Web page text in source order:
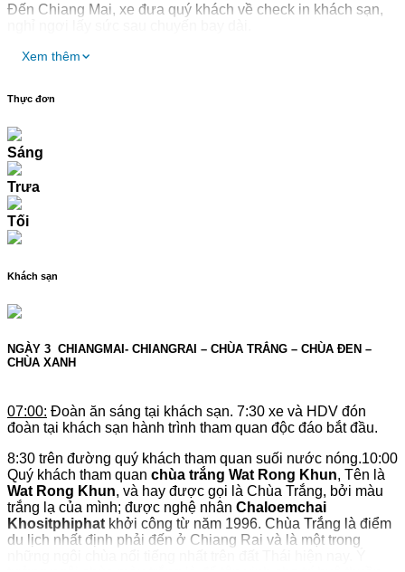
Đến Chiang Mai, xe đưa quý khách về check in khách sạn,
16:30 Xe đưa quý khách đến điểm ăn tối, sau đó xe đưa đến
Thái Lan tổ chức. Chiang Mai được biết đến là cái nôi của
đền thờ, ngôi nhà nơi đây đều được trang trí bằng những
chiếc đèn lồng đầy màu sắc. Đến với lễ hội đèn trời Yi Peng
bạn sẽ được chiêm ngưỡng hàng nghìn chiếc đèn lồng giấy
được thả trên bầu trời. Điều đặc biệt là, những chiếc đèn
lồng được trang trí với những thông điệp bằng chữ, đó là
những lời cầu nguyện và chúc phúc. Đèn lồng được thả gọi
là khom loi.
tận hưởng lễ hội thưởng thức các món ăn nhẹ, cùng hòa vào
quý khách về khách sạn nghỉ ngơi.
Xem thêm
Thực đơn
Sáng
Trưa
Tối
Khách sạn
NGÀY 3 CHIANGMAI- CHIANGRAI – CHÙA TRẮNG – CHÙA ĐEN –
CHÙA XANH
07:00: Đoàn ăn sáng tại khách sạn. 7:30 xe và HDV đón
đoàn tại khách sạn hành trình tham quan độc đáo bắt đầu.
8:30 trên đường quý khách tham quan suối nước nóng.10:00
Quý khách tham quan chùa trắng Wat Rong Khun, Tên là
Wat Rong Khun, và hay được gọi là Chùa Trắng, bởi màu
trắng lạ của mình; được nghệ nhân Chaloemchai
Khositphiphat khởi công từ năm 1996. Chùa Trắng là điểm
du lịch nhất định phải đến ở Chiang Rai và là một trong